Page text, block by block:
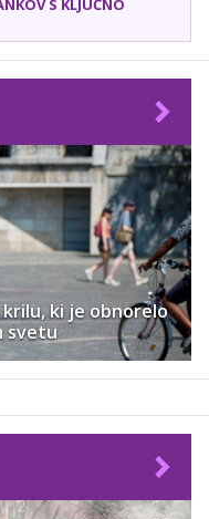
S KLJUČNO
ki je obnorelo
svetu